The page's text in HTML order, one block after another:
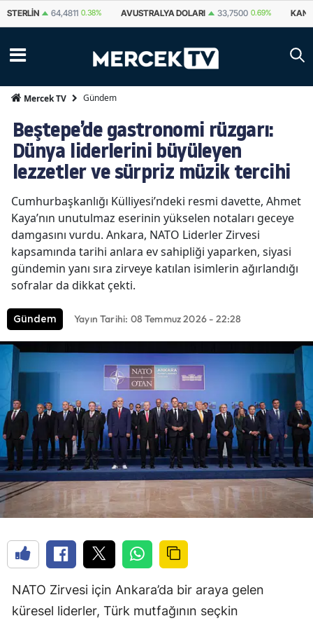
STERLIN 64,4811 0.38% AVUSTRALYA DOLARI 33,7500 0.69%
Mercek TV Gündem
Beştepe’de gastronomi rüzgarı:
Dünya liderlerini büyüleyen
lezzetler ve sürpriz müzik tercihi
Cumhurbaşkanlığı Külliyesi’ndeki resmi davette, Ahmet
Kaya’nın unutulmaz eserinin yükselen notaları geceye
damgasını vurdu. Ankara, NATO Liderler Zirvesi
kapsamında tarihi anlara ev sahipliği yaparken, siyasi
gündemin yanı sıra zirveye katılan isimlerin ağırlandığı
sofralar da dikkat çekti.
Gündem Yayın Tarihi: 08 Temmuz 2026 - 22:28
NATO Zirvesi için Ankara’da bir araya gelen
küresel liderler, Türk mutfağının seçkin